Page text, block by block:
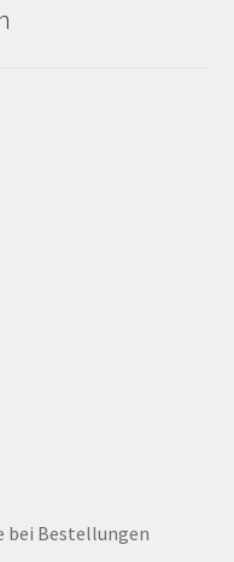
bei Bestellungen